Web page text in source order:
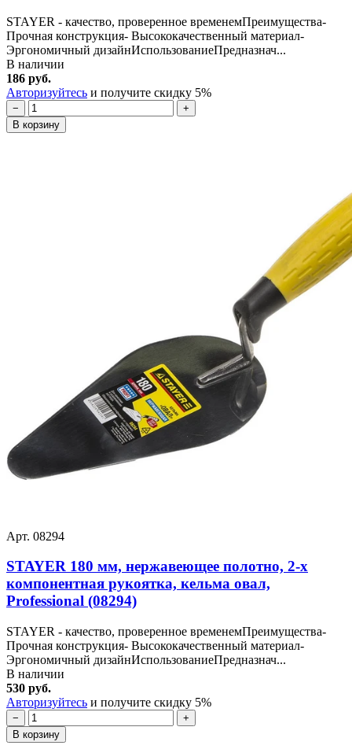
STAYER - качество, проверенное временемПреимущества-
Прочная конструкция- Высококачественный материал-
Эргономичный дизайнИспользованиеПредназнач...
В наличии
186 руб.
Авторизуйтесь и получите скидку 5%
−
+
В корзину
Арт. 08294
STAYER 180 мм, нержавеющее полотно, 2-х
компонентная рукоятка, кельма овал,
Professional (08294)
STAYER - качество, проверенное временемПреимущества-
Прочная конструкция- Высококачественный материал-
Эргономичный дизайнИспользованиеПредназнач...
В наличии
530 руб.
Авторизуйтесь и получите скидку 5%
−
+
В корзину